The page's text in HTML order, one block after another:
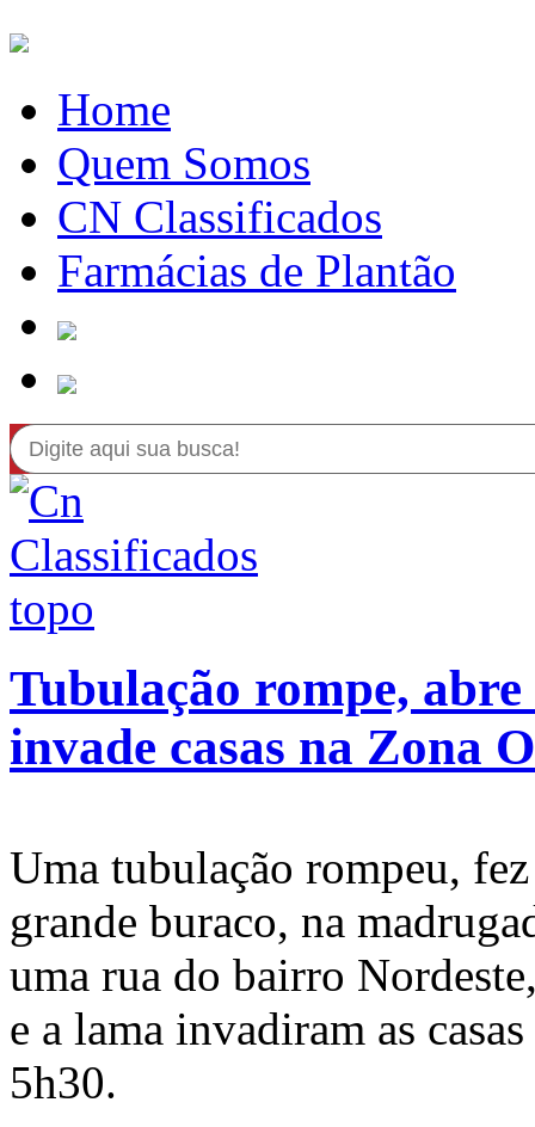
Home
Quem Somos
CN Classificados
Farmácias de Plantão
Tubulação rompe,
invade casas na Zona
Uma tubulação rompeu,
grande buraco, na
uma rua do bairro
e a lama invadiram as
5h30.